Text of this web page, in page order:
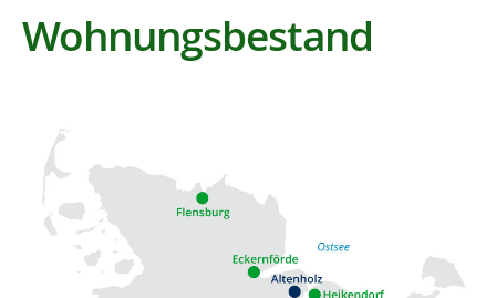
Wohnungsbestand